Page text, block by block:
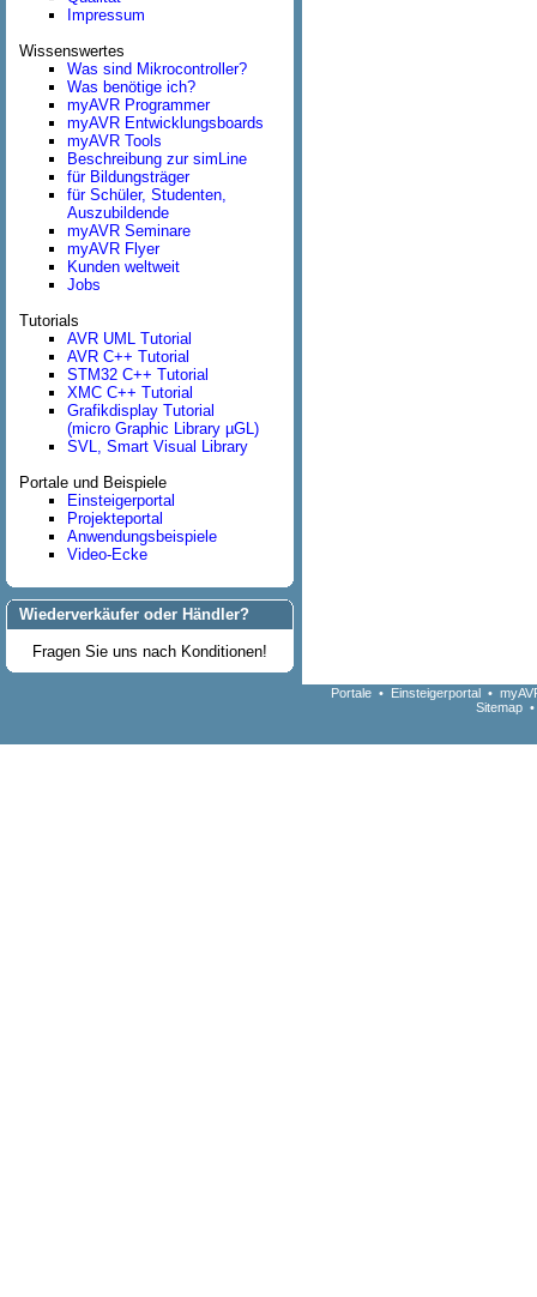
Impressum
Wissenswertes
Was sind Mikrocontroller?
Was benötige ich?
myAVR Programmer
myAVR Entwicklungsboards
myAVR Tools
Beschreibung zur simLine
für Bildungsträger
für Schüler, Studenten,
Auszubildende
myAVR Seminare
myAVR Flyer
Kunden weltweit
Jobs
Tutorials
AVR UML Tutorial
AVR C++ Tutorial
STM32 C++ Tutorial
XMC C++ Tutorial
Grafikdisplay Tutorial
(micro Graphic Library µGL)
SVL, Smart Visual Library
Portale und Beispiele
Einsteigerportal
Projekteportal
Anwendungsbeispiele
Video-Ecke
Wiederverkäufer oder Händler?
Fragen Sie uns nach Konditionen!
Portale • Einsteigerportal •
Sitemap